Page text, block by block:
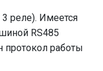
реле). Имеется
RS485
протокол работы